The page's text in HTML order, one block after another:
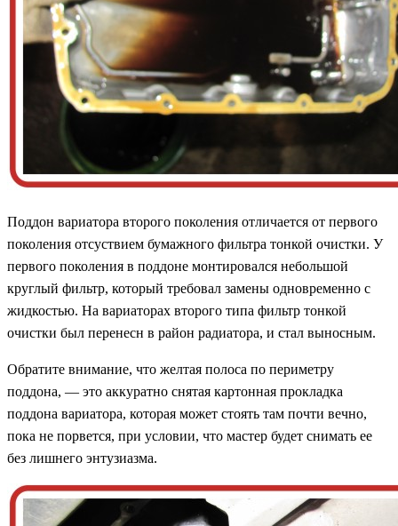
Поддон вариатора второго поколения отличается от первого
поколения отсуствием бумажного фильтра тонкой очистки. У
первого поколения в поддоне монтировался небольшой
круглый фильтр, который требовал замены одновременно с
жидкостью. На вариаторах второго типа фильтр тонкой
очистки был перенесн в район радиатора, и стал выносным.
Обратите внимание, что желтая полоса по периметру
поддона, — это аккуратно снятая картонная прокладка
поддона вариатора, которая может стоять там почти вечно,
пока не порвется, при условии, что мастер будет снимать ее
без лишнего энтузиазма.